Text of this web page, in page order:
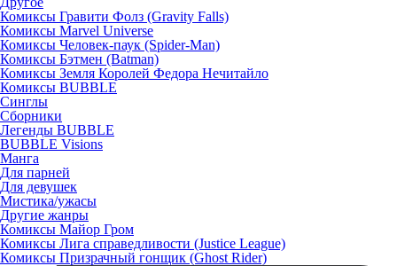
Комиксы Гравити Фолз (Gravity Falls)
Комиксы Marvel Universe
Комиксы Человек-паук (Spider-Man)
Комиксы Бэтмен (Batman)
Комиксы Земля Королей Федора Нечитайло
Комиксы BUBBLE
Синглы
Сборники
Легенды BUBBLE
BUBBLE Visions
Манга
Для парней
Для девушек
Мистика/ужасы
Другие жанры
Комиксы Майор Гром
Комиксы Лига справедливости (Justice League)
Комиксы Призрачный гонщик (Ghost Rider)